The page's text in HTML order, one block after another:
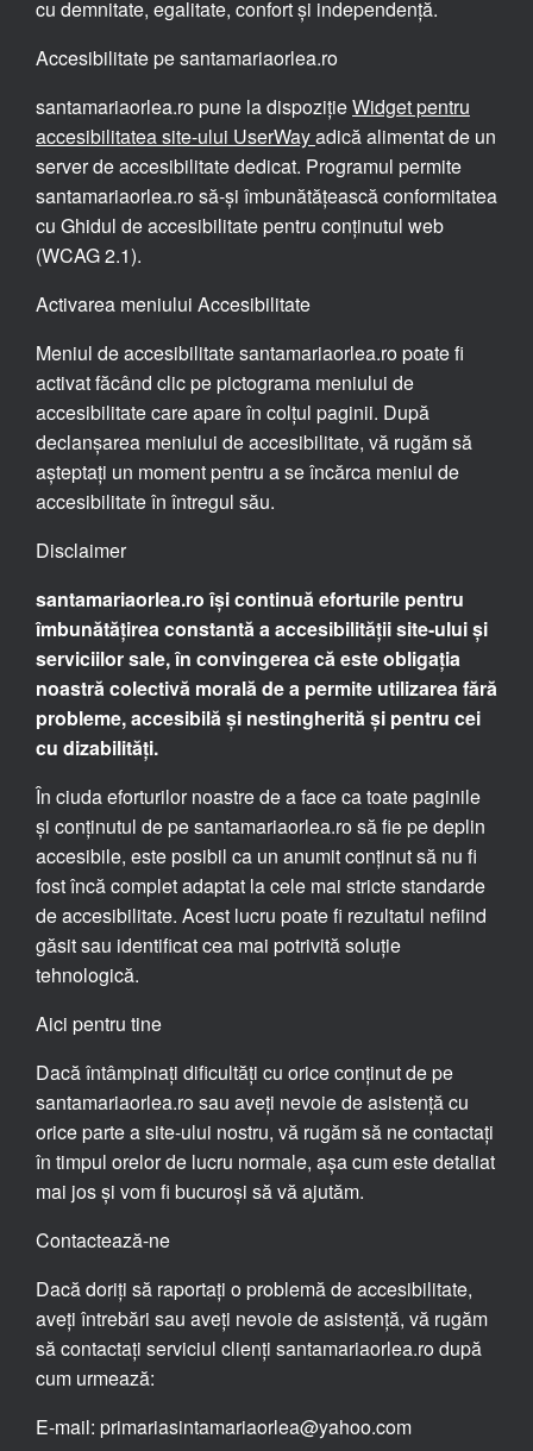
cu demnitate, egalitate, confort și independență.
Accesibilitate pe santamariaorlea.ro
santamariaorlea.ro pune la dispozițieWidget pentru
accesibilitatea site-ului UserWayadică alimentat de un
server de accesibilitate dedicat. Programul permite
santamariaorlea.ro să-și îmbunătățească conformitatea
cu Ghidul de accesibilitate pentru conținutul web
(WCAG 2.1).
Activarea meniului Accesibilitate
Meniul de accesibilitate santamariaorlea.ro poate fi
activat făcând clic pe pictograma meniului de
accesibilitate care apare în colțul paginii. După
declanșarea meniului de accesibilitate, vă rugăm să
așteptați un moment pentru a se încărca meniul de
accesibilitate în întregul său.
Disclaimer
santamariaorlea.ro își continuă eforturile pentru
îmbunătățirea constantă a accesibilității site-ului și
serviciilor sale, în convingerea că este obligația
noastră colectivă morală de a permite utilizarea fără
probleme, accesibilă și nestingherită și pentru cei
cu dizabilități.
În ciuda eforturilor noastre de a face ca toate paginile
și conținutul de pe santamariaorlea.ro să fie pe deplin
accesibile, este posibil ca un anumit conținut să nu fi
fost încă complet adaptat la cele mai stricte standarde
de accesibilitate. Acest lucru poate fi rezultatul nefiind
găsit sau identificat cea mai potrivită soluție
tehnologică.
Aici pentru tine
Dacă întâmpinați dificultăți cu orice conținut de pe
santamariaorlea.ro sau aveți nevoie de asistență cu
orice parte a site-ului nostru, vă rugăm să ne contactați
în timpul orelor de lucru normale, așa cum este detaliat
mai jos și vom fi bucuroși să vă ajutăm.
Contactează-ne
Dacă doriți să raportați o problemă de accesibilitate,
aveți întrebări sau aveți nevoie de asistență, vă rugăm
să contactați serviciul clienți santamariaorlea.ro după
cum urmează:
E-mail: primariasintamariaorlea@yahoo.com